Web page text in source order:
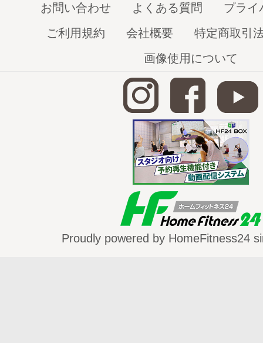
お問い合わせ よくある質問
プライ
ご利用規約
会社概要
特定商取引
画像使用について
Proudly powered by HomeFitness24